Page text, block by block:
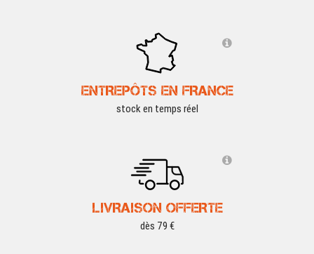
ENTREPÔTS EN FRANCE
stock en temps réel
LIVRAISON OFFERTE
dès 79 €